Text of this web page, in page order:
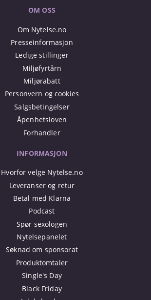
OM OSS
Om Nytelse.no
Presseinformasjon
Ledige stillinger
Miljøfyrtårn
Miljørabatt
Personvern og cookies
Salgsbetingelser
Åpenhetsloven
Forhandler
INFORMASJON
Hvorfor velge Nytelse.no
Leveranser og retur
Betal med Klarna
Podcast
Spør sexologen
Nytelsepanelet
Søknad om sponsorat
Produktomtaler
Single's Day
Black Friday